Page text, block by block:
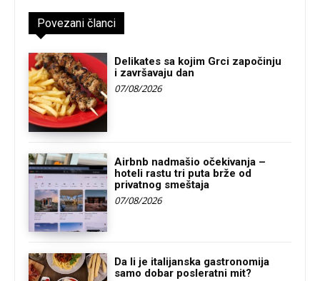
Povezani članci
Delikates sa kojim Grci započinju
i završavaju dan
07/08/2026
Airbnb nadmašio očekivanja –
hoteli rastu tri puta brže od
privatnog smeštaja
07/08/2026
Da li je italijanska gastronomija
samo dobar posleratni mit?